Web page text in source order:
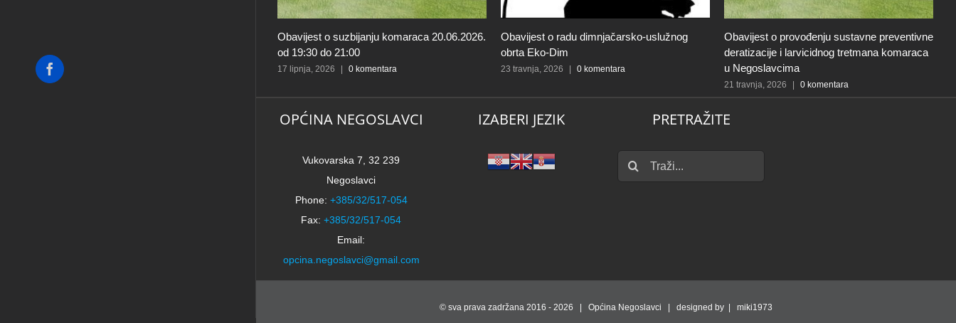
Facebook
Obavijest o suzbijanju komaraca 20.06.2026.
od 19:30 do 21:00
17 lipnja, 2026 0 komentara
Obavijest o radu dimnjačarsko-uslužnog
obrta Eko-Dim
23 travnja, 2026 0 komentara
Obavijest o provođenju sustavne preventivne
deratizacije i larvicidnog tretmana komaraca
u Negoslavcima
21 travnja, 2026 0 komentara
OPĆINA NEGOSLAVCI
Vukovarska 7, 32 239
Negoslavci
Phone: +385/32/517-054
Fax: +385/32/517-054
Email:
opcina.negoslavci@gmail.com
IZABERI JEZIK PRETRAŽITE
Traži...
© sva prava zadržana 2016 - 2026 | Općina Negoslavci | designed by | miki1973